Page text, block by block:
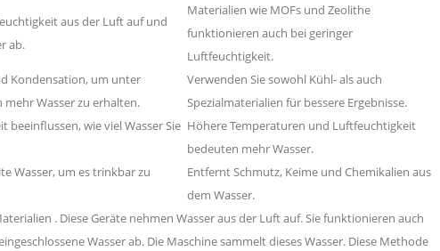
aus der Luft auf und
ab.
Materialien wie MOFs und Zeolithe
funktionieren auch bei geringer
Luftfeuchtigkeit.
Kondensation, um unter
Wasser zu erhalten.
Verwenden Sie sowohl Kühl- als auch
Spezialmaterialien für bessere Ergebnisse.
wie viel Wasser Sie Höhere Temperaturen und Luftfeuchtigkeit
bedeuten mehr Wasser.
Wasser, um es trinkbar zu
Entfernt Schmutz, Keime und Chemikalien aus
dem Wasser.
. Diese Geräte nehmen Wasser aus der Luft auf. Sie funktionieren auch
Wasser ab. Die Maschine sammelt dieses Wasser. Diese Methode